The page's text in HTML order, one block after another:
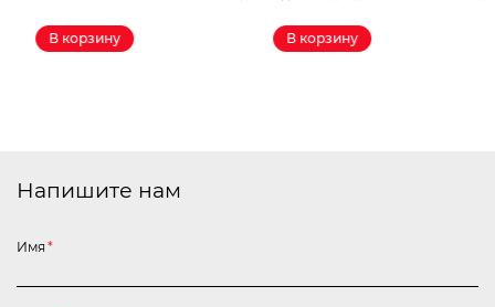
В корзину В корзину
Напишите нам
Имя *